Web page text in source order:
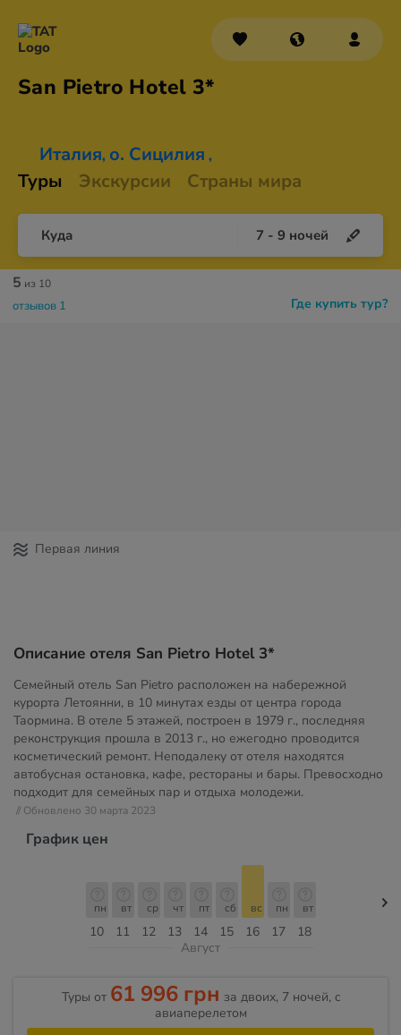
San Pietro Hotel 3*
Италия, о. Сицилия ,
Туры Экскурсии Страны мира
Куда 7 - 9 ночей
Где купить тур?
5 из 10
отзывов 1
Первая линия
Описание отеля San Pietro Hotel 3*
Семейный отель San Pietro расположен на набережной
курорта Летоянни, в 10 минутах езды от центра города
Таормина. В отеле 5 этажей, построен в 1979 г., последняя
реконструкция прошла в 2013 г., но ежегодно проводится
косметический ремонт. Неподалеку от отеля находятся
автобусная остановка, кафе, рестораны и бары. Превосходно
подходит для семейных пар и отдыха молодежи.
// Обновлено 30 марта 2023
График цен
10
пн
11
вт
12
ср
13
чт
14
пт
15
сб
16
вс
17
пн
18
вт
Август
Туры от 61 996 грн за двоих, 7 ночей, c
авиаперелетом